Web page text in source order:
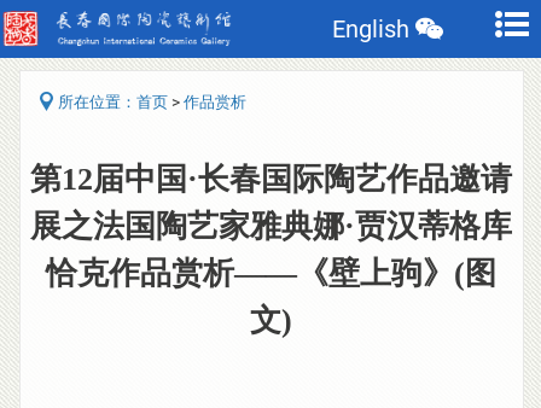
English
所在位置： 首页 > 作品赏析
第12届中国·长春国际陶艺作品邀请
展之法国陶艺家雅典娜·贾汉蒂格库
恰克作品赏析——《壁上驹》(图
文)